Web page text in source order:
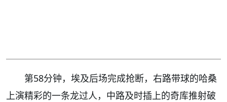
第58分钟，埃及后场完成抢断，右路带球的哈桑
上演精彩的一条龙过人，中路及时插上的奇库推射破